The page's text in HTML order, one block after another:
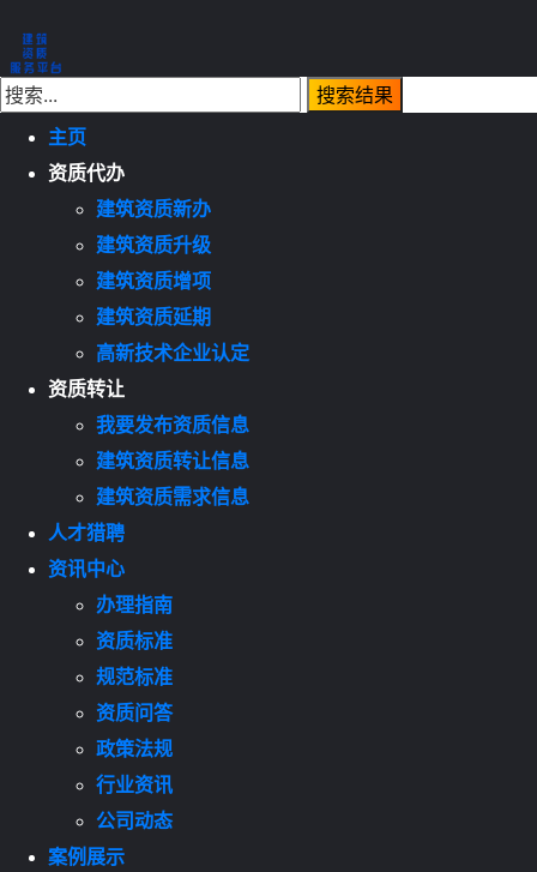
主页
资质代办
建筑资质新办
建筑资质升级
建筑资质增项
建筑资质延期
高新技术企业认定
资质转让
我要发布资质信息
建筑资质转让信息
建筑资质需求信息
人才猎聘
资讯中心
办理指南
资质标准
规范标准
资质问答
政策法规
行业资讯
公司动态
案例展示